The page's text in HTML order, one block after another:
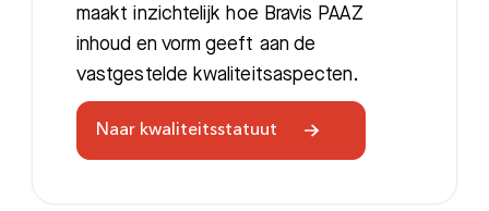
maakt inzichtelijk hoe Bravis PAAZ
inhoud en vorm geeft aan de
vastgestelde kwaliteitsaspecten.
Naar kwaliteitsstatuut